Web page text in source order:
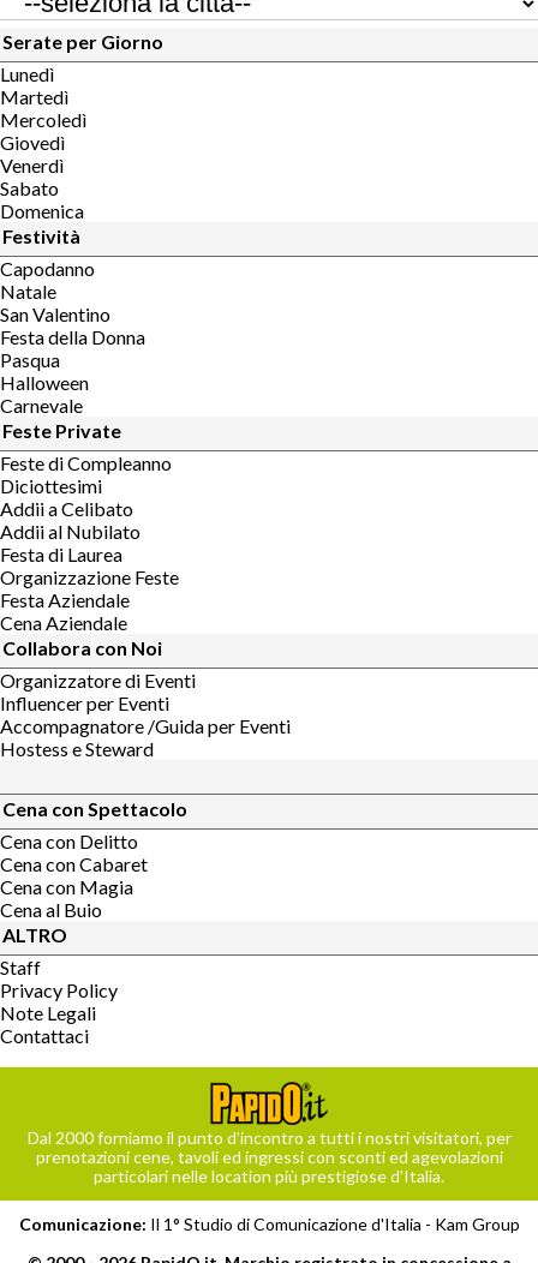
Serate per Giorno
Lunedì
Martedì
Mercoledì
Giovedì
Venerdì
Sabato
Domenica
Festività
Capodanno
Natale
San Valentino
Festa della Donna
Pasqua
Halloween
Carnevale
Feste Private
Feste di Compleanno
Diciottesimi
Addii a Celibato
Addii al Nubilato
Festa di Laurea
Organizzazione Feste
Festa Aziendale
Cena Aziendale
Collabora con Noi
Organizzatore di Eventi
Influencer per Eventi
Accompagnatore /Guida per Eventi
Hostess e Steward
Cena con Spettacolo
Cena con Delitto
Cena con Cabaret
Cena con Magia
Cena al Buio
ALTRO
Staff
Privacy Policy
Note Legali
Contattaci
Dal 2000 forniamo il punto d’incontro a tutti i nostri visitatori, per
prenotazioni cene, tavoli ed ingressi con sconti ed agevolazioni
particolari nelle location più prestigiose d’Italia.
Comunicazione: Il 1° Studio di Comunicazione d'Italia - Kam Group